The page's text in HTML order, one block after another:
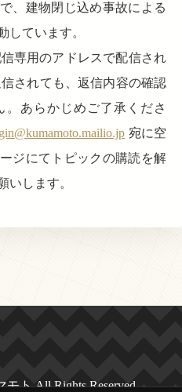
、建物閉じ込め事故による
しています。
用のアドレスで配信され
されても、返信内容の確認
あらかじめご了承くださ
宛に空
ジにてトピックの購読を解
いします。
ト All Rights Reserved.